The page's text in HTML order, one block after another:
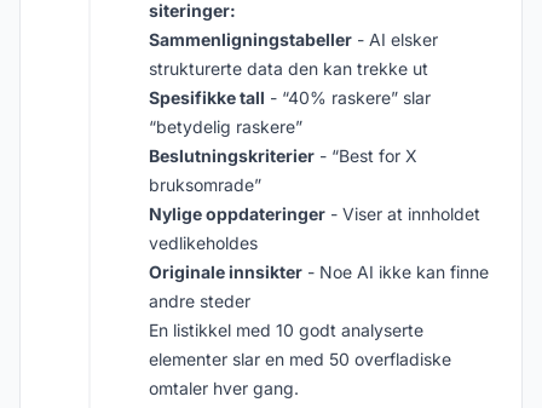
siteringer:
Sammenligningstabeller - AI elsker
strukturerte data den kan trekke ut
Spesifikke tall - “40% raskere” slar
“betydelig raskere”
Beslutningskriterier - “Best for X
bruksomrade”
Nylige oppdateringer - Viser at innholdet
vedlikeholdes
Originale innsikter - Noe AI ikke kan finne
andre steder
En listikkel med 10 godt analyserte
elementer slar en med 50 overfladiske
omtaler hver gang.